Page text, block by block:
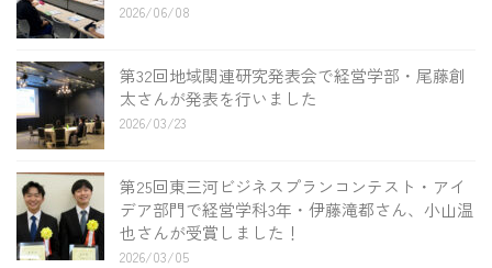
2026/06/08
第32回地域関連研究発表会で経営学部・尾藤創
太さんが発表を行いました
2026/03/23
第25回東三河ビジネスプランコンテスト・アイ
デア部門で経営学科3年・伊藤滝都さん、小山温
也さんが受賞しました！
2026/03/05